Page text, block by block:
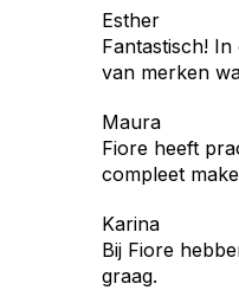
Esther
Fantastisch!
van merken
Maura
Fiore heeft
compleet
Karina
Bij Fiore
graag.